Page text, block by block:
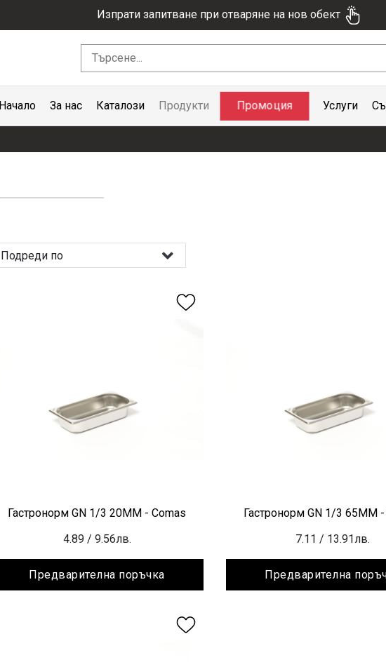
Изпрати запитване при отваряне на нов обект
Начало За нас Каталози Продукти Промоция Услуги
Подреди по
Гастронорм GN 1/3 20ММ - Comas
4.89 / 9.56лв.
Предварителна поръчка
Гастронорм GN 1/3 65ММ -
7.11 / 13.91лв.
Предварителна